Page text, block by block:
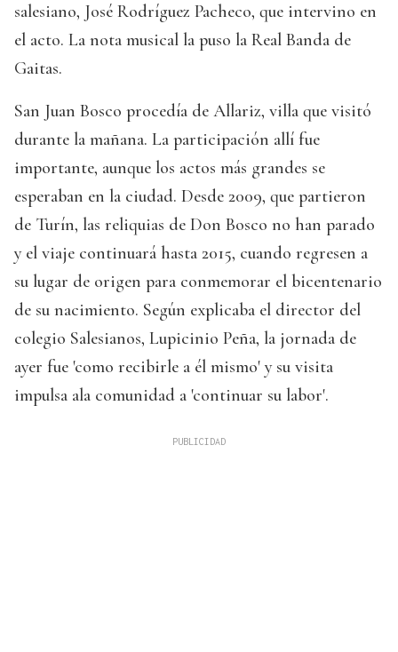
salesiano, José Rodríguez Pacheco, que intervino en
el acto. La nota musical la puso la Real Banda de
Gaitas.
San Juan Bosco procedía de Allariz, villa que visitó
durante la mañana. La participación allí fue
importante, aunque los actos más grandes se
esperaban en la ciudad. Desde 2009, que partieron
de Turín, las reliquias de Don Bosco no han parado
y el viaje continuará hasta 2015, cuando regresen a
su lugar de origen para conmemorar el bicentenario
de su nacimiento. Según explicaba el director del
colegio Salesianos, Lupicinio Peña, la jornada de
ayer fue 'como recibirle a él mismo' y su visita
impulsa ala comunidad a 'continuar su labor'.